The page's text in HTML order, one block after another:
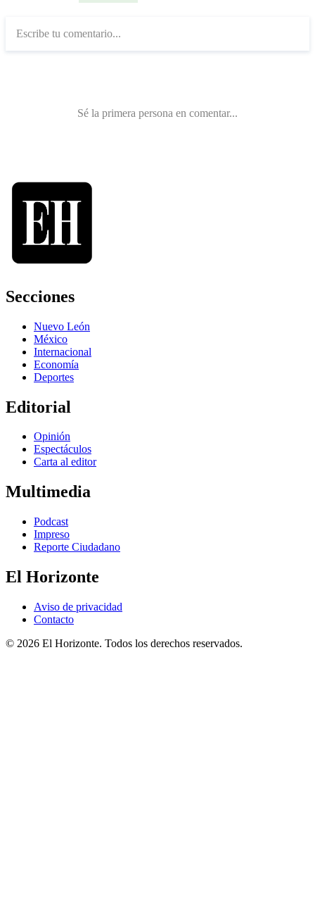
Secciones
Nuevo León
México
Internacional
Economía
Deportes
Editorial
Opinión
Espectáculos
Carta al editor
Multimedia
Podcast
Impreso
Reporte Ciudadano
El Horizonte
Aviso de privacidad
Contacto
© 2026 El Horizonte. Todos los derechos reservados.